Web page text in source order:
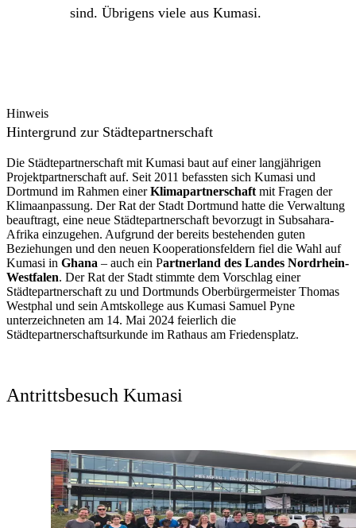
sind. Übrigens viele aus Kumasi.
Hinweis
Hintergrund zur Städtepartnerschaft
Die Städtepartnerschaft mit Kumasi baut auf einer langjährigen
Projektpartnerschaft auf. Seit 2011 befassten sich Kumasi und
Dortmund im Rahmen einerKlimapartnerschaft mit Fragen der
Klimaanpassung. Der Rat der Stadt Dortmund hatte die Verwaltung
beauftragt, eine neue Städtepartnerschaft bevorzugt in Subsahara-
Afrika einzugehen. Aufgrund der bereits bestehenden guten
Beziehungen und den neuen Kooperationsfeldern fiel die Wahl auf
Kumasi in Ghana – auch ein Partnerland des Landes Nordrhein-
Westfalen. Der Rat der Stadt stimmte dem Vorschlag einer
Städtepartnerschaft zu und Dortmunds Oberbürgermeister Thomas
Westphal und sein Amtskollege aus Kumasi Samuel Pyne
unterzeichneten am 14. Mai 2024 feierlich die
Städtepartnerschaftsurkunde im Rathaus am Friedensplatz.
Antrittsbesuch Kumasi